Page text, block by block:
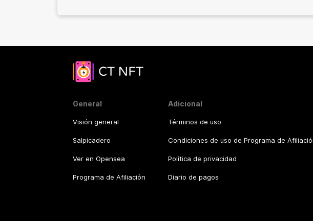
General
Visión general
Salpicadero
Ver en Opensea
Programa de Afiliación
Adicional
Términos de uso
Condiciones de uso de Programa de
Política de privacidad
Diario de pagos